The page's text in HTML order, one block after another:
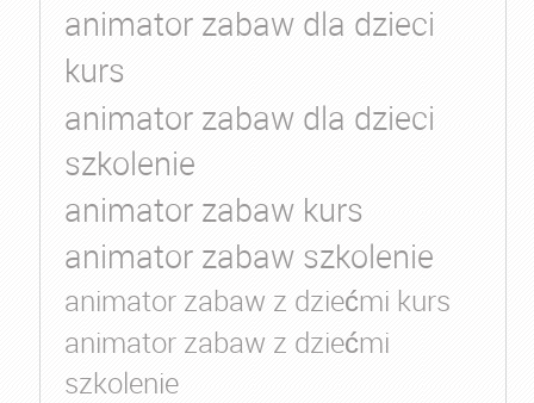
animator zabaw dla dzieci
kurs
animator zabaw dla dzieci
szkolenie
animator zabaw kurs
animator zabaw szkolenie
animator zabaw z dziećmi kurs
animator zabaw z dziećmi
szkolenie